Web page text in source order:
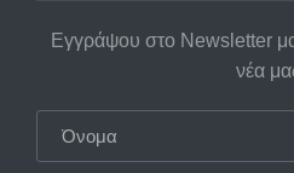
Εγγράψου στο Newsletter
νέα